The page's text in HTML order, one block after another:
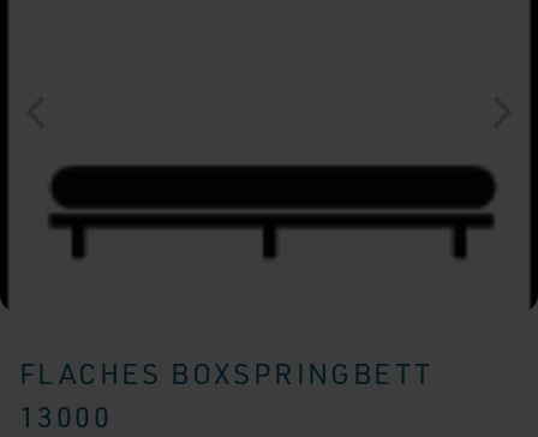
FLACHES BOXSPRINGBETT
13000